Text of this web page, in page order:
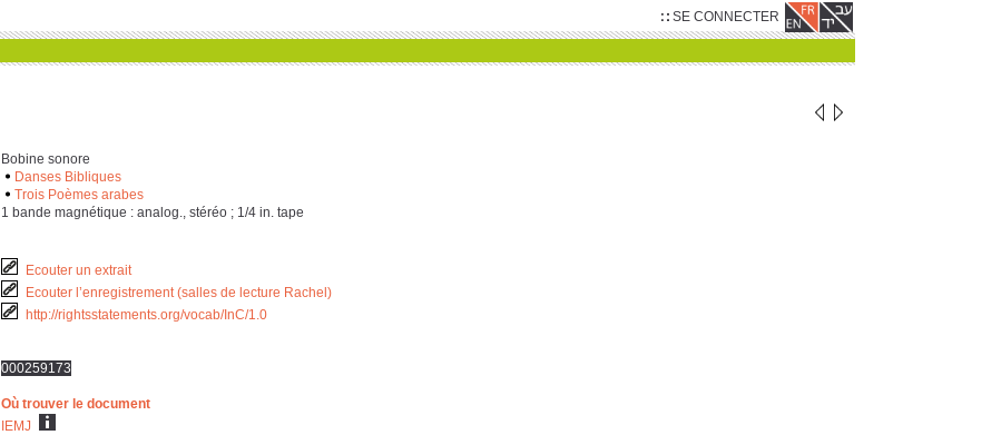
SE CONNECTER
Bobine sonore
Danses Bibliques
Trois Poèmes arabes
‎1 bande magnétique : analog., stéréo ; ‎1/‎4 in. tape
Ecouter un extrait
Ecouter l’enregistrement (salles de lecture Rachel)
http://rightsstatements.org/vocab/InC/1.0
000259173
Où trouver le document
IEMJ